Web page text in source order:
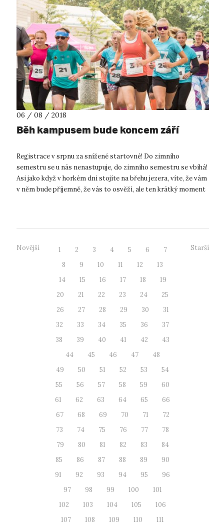
06 / 08 / 2018
Běh kampusem bude koncem září
Registrace v srpnu za snížené startovné! Do zimního
semestru se u nás nenastupuje, do zimního semestru se vbíhá!
Asi jako když v horkém dni stojíte na břehu jezera, víte, že vám
v něm bude příjemně, že vás to osvěží, ale ten krátký moment
Novější 1 2 3 4 5 6
7
8
9 10 11 12
13
14
15 16 17 18
19
20
21 22 23 24
25
26
27 28 29 30
31
32
33 34 35 36
37
38
39 40 41 42
43
44
45 46 47
48
49
50 51 52 53
54
55
56 57 58 59
60
61
62 63 64 65
66
67
68 69 70 71
72
73
74 75 76 77
78
79
80 81 82 83
84
85
86 87 88 89
90
91
92 93 94 95
96
97
98 99 100
101
102
103 104 105
106
107
108 109 110
111
Starší